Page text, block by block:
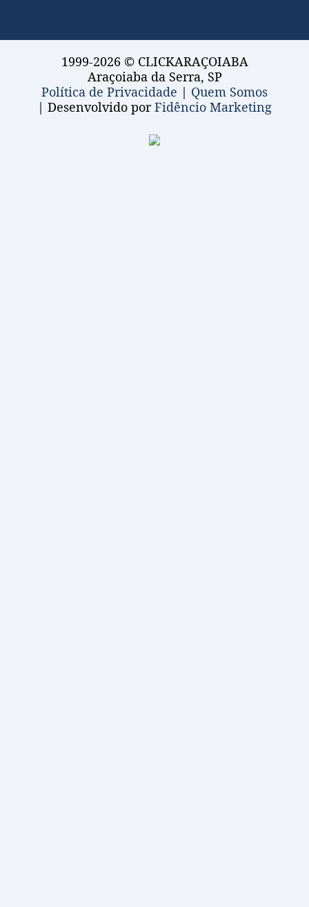
1999-2026 © CLICKARAÇOIABA
Araçoiaba da Serra, SP
Política de Privacidade | Quem Somos
| Desenvolvido porFidêncio Marketing